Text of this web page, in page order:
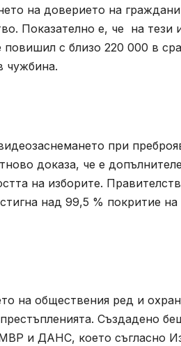
на доверието на
Показателно е, че на тези
с близо 220 000 в
чужбина.
при
доказа, че е
на изборите.
над 99,5 % покритие
на обществения ред и
Създадено
и ДАНС, което съгласно